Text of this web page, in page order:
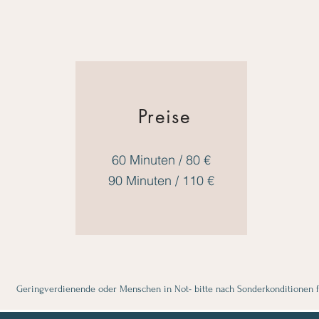
Preise
60 Minuten / 80 €
90 Minuten / 110 €
Geringverdienende oder Menschen in Not- bitte nach Sonder­konditionen